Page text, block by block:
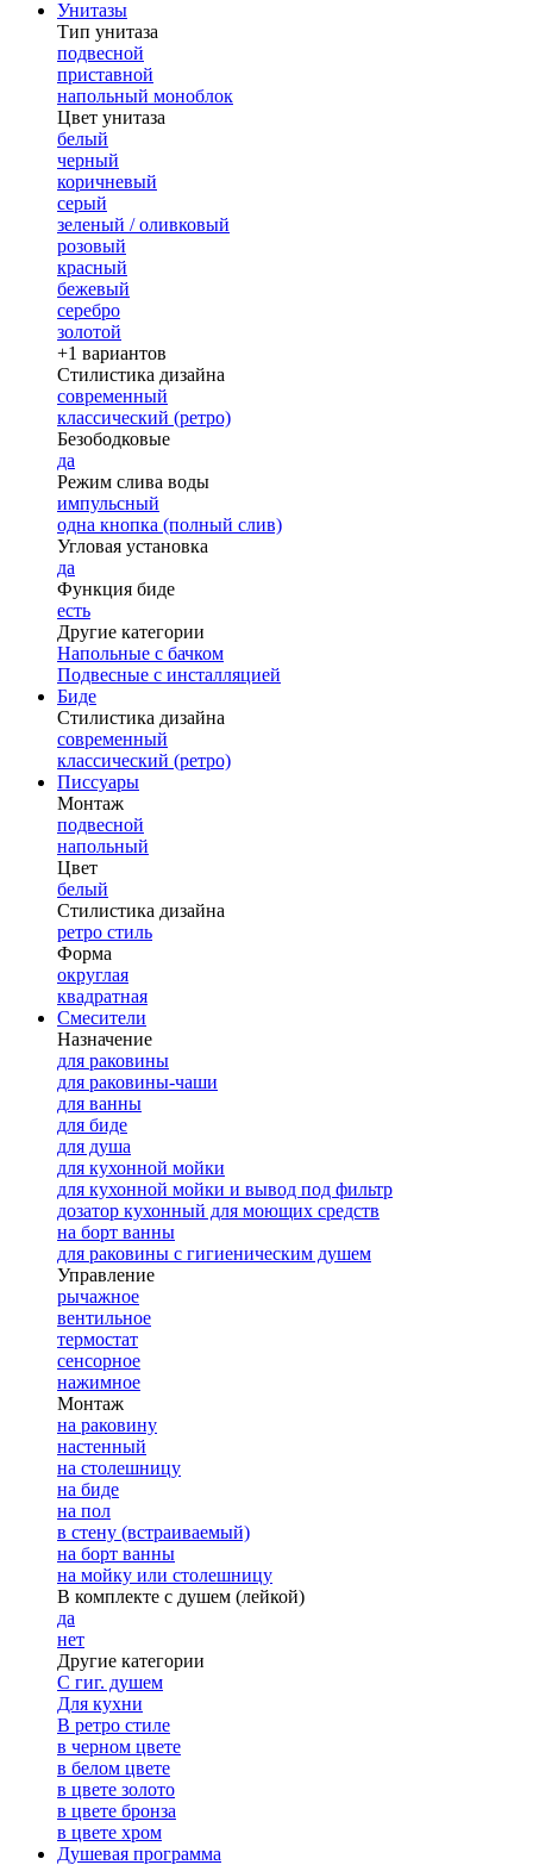
Унитазы
Тип унитаза
подвесной
приставной
напольный моноблок
Цвет унитаза
белый
черный
коричневый
серый
зеленый / оливковый
розовый
красный
бежевый
серебро
золотой
+1 вариантов
Стилистика дизайна
современный
классический (ретро)
Безободковые
да
Режим слива воды
импульсный
одна кнопка (полный слив)
Угловая установка
да
Функция биде
есть
Другие категории
Напольные с бачком
Подвесные с инсталляцией
Биде
Стилистика дизайна
современный
классический (ретро)
Писсуары
Монтаж
подвесной
напольный
Цвет
белый
Стилистика дизайна
ретро стиль
Форма
округлая
квадратная
Смесители
Назначение
для раковины
для раковины-чаши
для ванны
для биде
для душа
для кухонной мойки
для кухонной мойки и вывод под фильтр
дозатор кухонный для моющих средств
на борт ванны
для раковины с гигиеническим душем
Управление
рычажное
вентильное
термостат
сенсорное
нажимное
Монтаж
на раковину
настенный
на столешницу
на биде
на пол
в стену (встраиваемый)
на борт ванны
на мойку или столешницу
В комплекте с душем (лейкой)
да
нет
Другие категории
С гиг. душем
Для кухни
В ретро стиле
в черном цвете
в белом цвете
в цвете золото
в цвете бронза
в цвете хром
Душевая программа